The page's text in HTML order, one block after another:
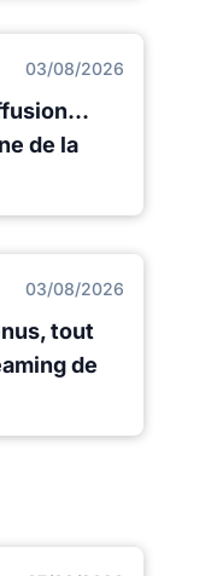
03/08/2026
de la
03/08/2026
tout
de